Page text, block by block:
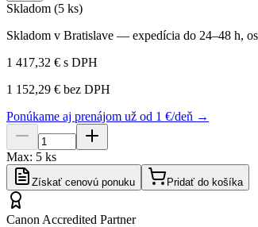
Skladom (5 ks)
Skladom v Bratislave — expedícia do 24–48 h,
1 417,32 € s DPH
1 152,29 € bez DPH
Ponúkame aj prenájom už od 1 €/deň →
Max: 5 ks
Získať cenovú ponuku Pridať do košíka
Canon Accredited Partner